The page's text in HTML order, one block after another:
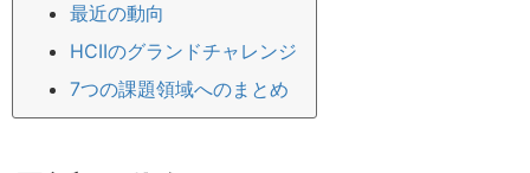
最近の動向
HCIIのグランドチャレンジ
7つの課題領域へのまとめ